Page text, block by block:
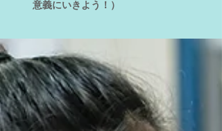
意義にいきよう！）